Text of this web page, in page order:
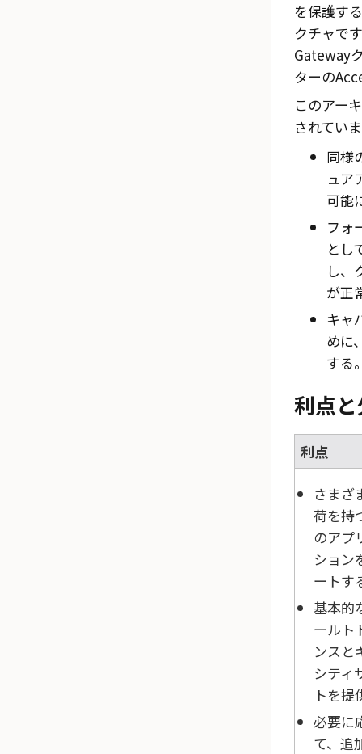
を保護す
クチャで
Gateway
ターの
このアー
されてい
同様
ュア
可能
フォ
とし
し、
が正
キャ
めに
する
利点
利点
さまざ
荷を持
のアプ
ション
ートす
基本的
ールト
ンスと
シティ
トを提
必要に
て、追